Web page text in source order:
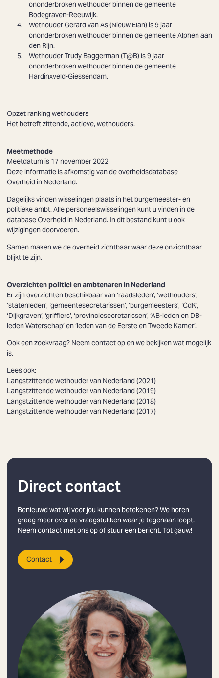
ononderbroken wethouder binnen de gemeente
Bodegraven-Reeuwijk.
WethouderGerard van As(Nieuw Elan) is 9 jaar
ononderbroken wethouder binnen de gemeente Alphen aan
den Rijn.
WethouderTrudy Baggerman (T@B) is 9 jaar
ononderbroken wethouder binnen de gemeente
Hardinxveld-Giessendam.
Opzet ranking wethouders
Het betreft zittende, actieve, wethouders.
Meetmethode
Meetdatum is 17 november 2022
Deze informatie is afkomstig van de overheidsdatabase
Overheid in Nederland.
Dagelijks vinden wisselingen plaats in het burgemeester- en
politieke ambt. Alle personeelswisselingen kunt u vinden in de
database Overheid in Nederland. In dit bestand kunt u ook
wijzigingen doorvoeren.
Samen maken we de overheid zichtbaar waar deze onzichtbaar
blijkt te zijn.
Overzichten politici en ambtenaren in Nederland
Er zijn overzichten beschikbaar van ‘raadsleden’, ‘wethouders’,
‘statenleden’, ‘gemeentesecretarissen’, ‘burgemeesters’, ‘CdK’,
‘Dijkgraven’, ‘griffiers’, ‘provinciesecretarissen’, ‘AB-leden en DB-
leden Waterschap’ en ‘leden van de Eerste en Tweede Kamer’.
Ook een zoekvraag? Neem contactop en we bekijken wat mogelijk
is.
Lees ook:
Langstzittende wethouder van Nederland (2021)
Langstzittende wethouder van Nederland (2019)
Langstzittende wethouder van Nederland (2018)
Langstzittende wethouder van Nederland (2017)
Direct contact
Benieuwd wat wij voor jou kunnen betekenen? We horen
graag meer over de vraagstukken waar je tegenaan loopt.
Neem contact met ons op of stuur een bericht. Tot gauw!
Contact